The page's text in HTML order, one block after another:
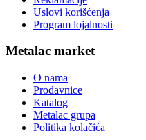
Uslovi korišćenja
Program lojalnosti
Metalac market
O nama
Prodavnice
Katalog
Metalac grupa
Politika kolačića